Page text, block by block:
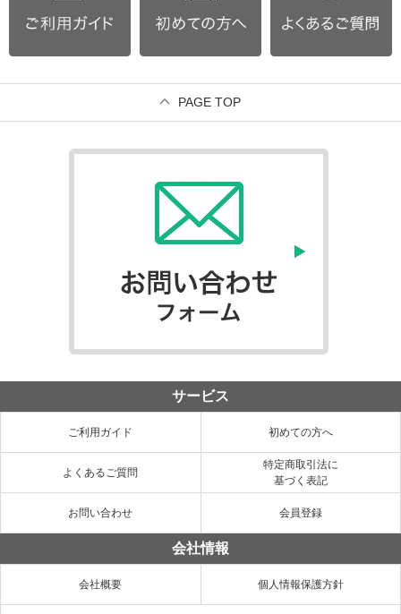
PAGE TOP
サービス
ご利用ガイド 初めての方へ
よくあるご質問
特定商取引法に
基づく表記
お問い合わせ 会員登録
会社情報
会社概要 個人情報保護方針